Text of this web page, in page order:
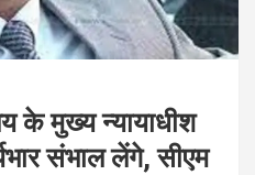
के मुख्य न्यायाधीश
संभाल लेंगे, सीएम